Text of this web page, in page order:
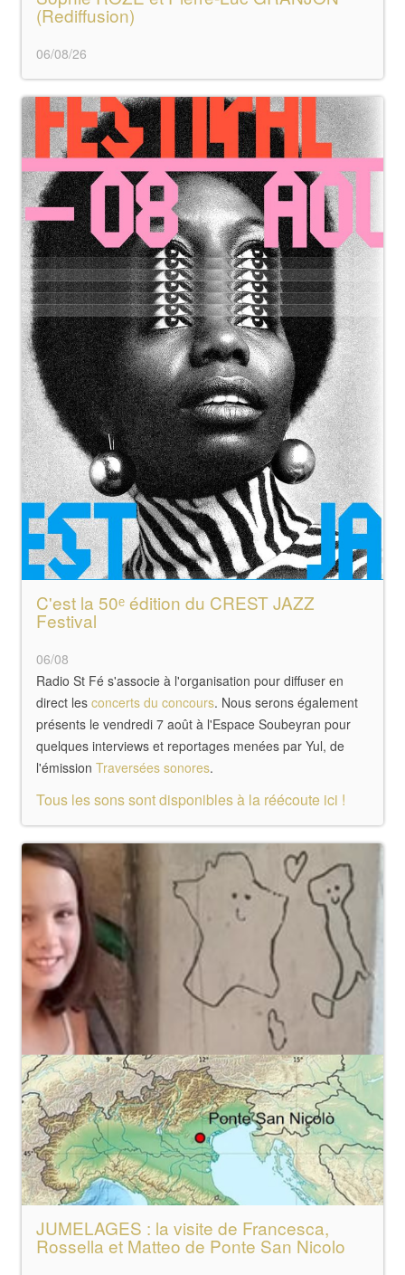
(Rediffusion)
06/08/26
C'est la 50ᵉ édition du CREST JAZZ
Festival
06/08
Radio St Fé s'associe à l'organisation pour diffuser en
direct les concerts du concours. Nous serons également
présents le vendredi 7 août à l'Espace Soubeyran pour
quelques interviews et reportages menées par Yul, de
l'émission Traversées sonores.
Tous les sons sont disponibles à la réécoute ici !
JUMELAGES : la visite de Francesca,
Rossella et Matteo de Ponte San Nicolo